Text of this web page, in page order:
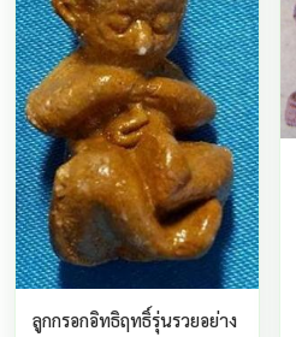
ลูกกรอกอิทธิฤทธิ์รุ่นรวยอย่าง